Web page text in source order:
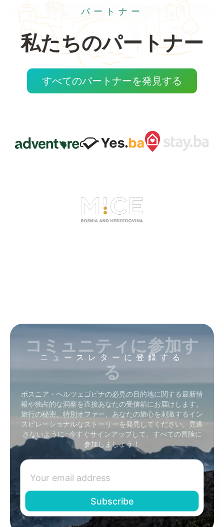
パートナー
私たちのパートナー
すべてのパートナーを発見する
ニュースレターに登録する
コミュニティに参加す
る
ボスニア・ヘルツェゴビナの必見の目的地に関する最新情
報や独占的な洞察を直接あなたの受信箱にお届けします。
旅行の秘密、特別オファー、あなたの旅心を刺激するイン
スピレーショナルなストーリーを発見してください。見逃
さないように–今すぐサインアップして、すべての冒険に
参加しましょう！